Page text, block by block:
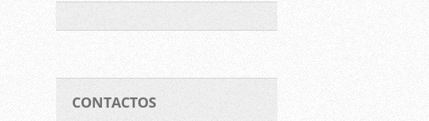
CONTACTOS